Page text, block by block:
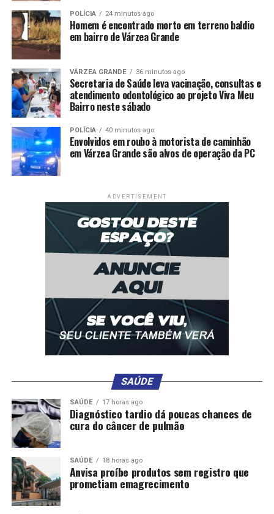
POLÍCIA 24 minutos ago
Homem é encontrado morto em terreno baldio
em bairro de Várzea Grande
VÁRZEA GRANDE 36 minutos ago
Secretaria de Saúde leva vacinação, consultas e
atendimento odontológico ao projeto Viva Meu
Bairro neste sábado
POLÍCIA 40 minutos ago
Envolvidos em roubo à motorista de caminhão
em Várzea Grande são alvos de operação da PC
ADVERTISEMENT
SAÚDE
SAÚDE 17 horas ago
Diagnóstico tardio dá poucas chances de
cura do câncer de pulmão
SAÚDE 18 horas ago
Anvisa proíbe produtos sem registro que
prometiam emagrecimento